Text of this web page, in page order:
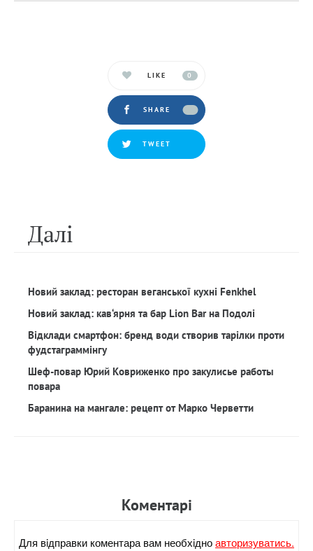
LIKE 0
SHARE
TWEET
Далi
Новий заклад: ресторан веганської кухні Fenkhel
Новий заклад: кав‘ярня та бар Lion Bar на Подолі
Відклади смартфон: бренд води створив тарілки проти
фудстаграммінгу
Шеф-повар Юрий Ковриженко про закулисье работы
повара
Баранина на мангале: рецепт от Марко Черветти
Коментарi
Для вiдправки коментара вам необхiдноавторизуватись.